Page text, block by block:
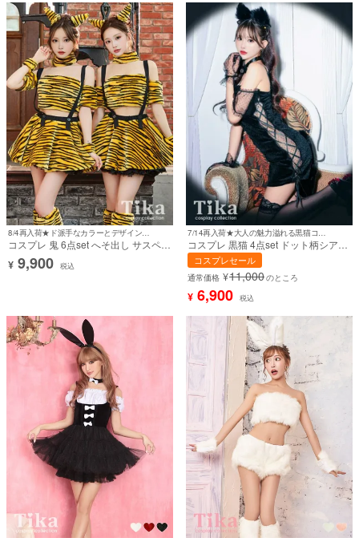
hwjjf001-kb]
hwjjf001-ka]
コスプレ 鬼 6点set へそ出し サスペン
ダー付き フレアスカート アニマル
(トップス/スカート/角/チョーカー/カ
¥ 9,900 税込
コスプレ 黒猫 4点set ドット柄シアー
ベロア サイド編み上げ ボディコン ア
ニマル (ワンピース/チョーカー/カチ
ューシャ/レースグローブ)【ハロウィ
ン】[tk-hwcat2202b]
コスプレセール
通常価格 ¥11,000のところ
¥ 6,900 税込